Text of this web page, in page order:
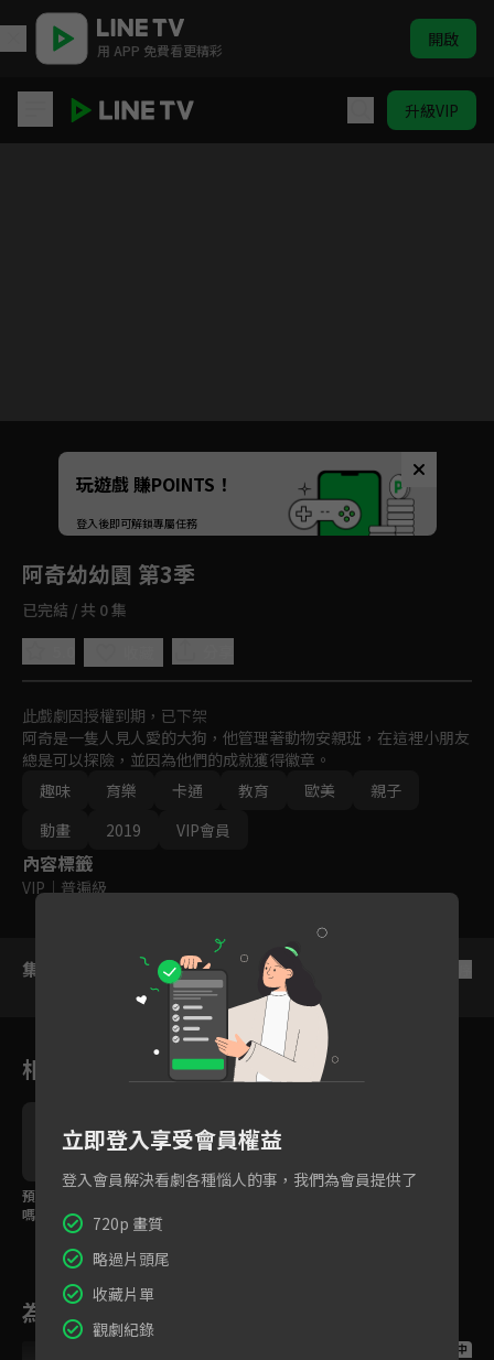
用 APP 免費看更精彩 開啟
升級VIP
Unmute
如有不便請見諒
玩遊戲 賺POINTS！
登入後即可解鎖專屬任務
阿奇幼幼園 第3季
已完結 / 共 0 集
此戲劇因授權到期，已下架
阿奇是一隻人見人愛的大狗，他管理著動物安親班，在這裡小朋友
總是可以探險，並因為他們的成就獲得徽章。
趣味
育樂 卡通 教育 歐美
親子
動畫
2019 VIP會員
內容標籤
VIP｜普遍級
集數列表
相關花絮
預告｜想要更多歡樂
嗎？與幼幼園小朋友一
起展開冒險！
為您推薦
跟播中
立即登入享受會員權益
登入會員解決看劇各種惱人的事，我們為會員提供了
720p 畫質
略過片頭尾
收藏片單
觀劇紀錄